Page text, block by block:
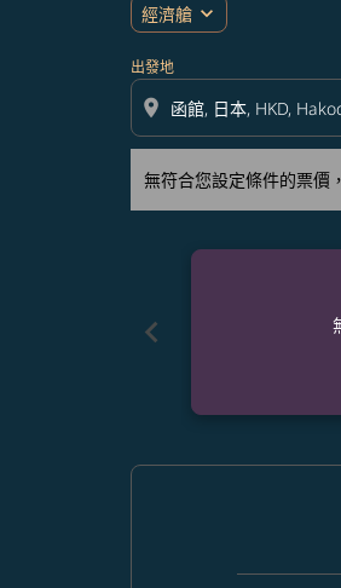
經濟艙 expand_more
出發地
location_on
無符合您設定條件的票價
chevron_left